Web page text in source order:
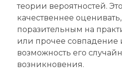
теории вероятностей.
качественнее
поразительным на
или прочее совпадение
возможность его
возникновения.